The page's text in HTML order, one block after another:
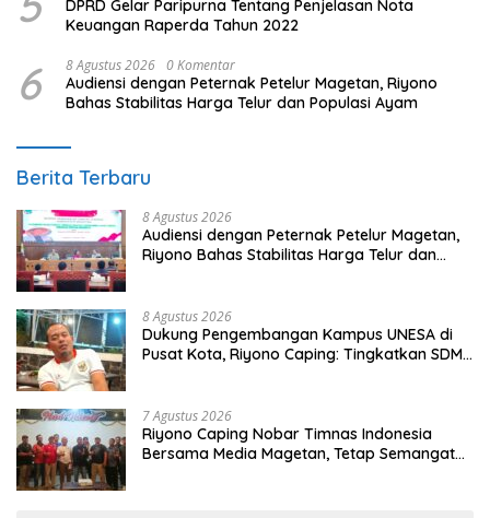
DPRD Gelar Paripurna Tentang Penjelasan Nota
Keuangan Raperda Tahun 2022
6 8 Agustus 2026 0 Komentar
Audiensi dengan Peternak Petelur Magetan, Riyono
Bahas Stabilitas Harga Telur dan Populasi Ayam
Berita Terbaru
8 Agustus 2026
Audiensi dengan Peternak Petelur Magetan,
Riyono Bahas Stabilitas Harga Telur dan
8 Agustus 2026
Dukung Pengembangan Kampus UNESA di
Pusat Kota, Riyono Caping: Tingkatkan SDM
7 Agustus 2026
Riyono Caping Nobar Timnas Indonesia
Bersama Media Magetan, Tetap Semangat